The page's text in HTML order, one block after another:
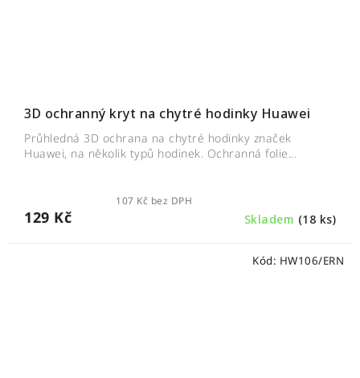
3D ochranný kryt na chytré hodinky Huawei
Skladem (18 ks)
107 Kč bez DPH
129 Kč
Průhledná 3D ochrana na chytré hodinky značek
Huawei, na několik typů hodinek. Ochranná folie...
Kód: HW106/ERN